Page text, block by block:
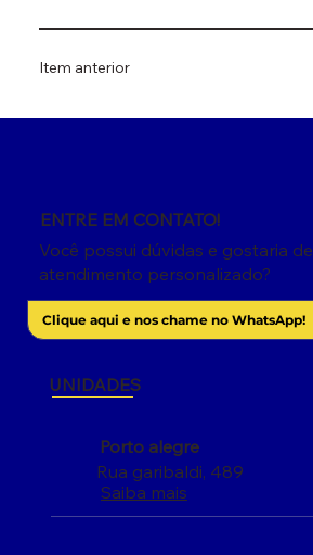
Item anterior
Você possui dúvidas e gostaria de
atendimento personalizado?
ENTRE EM CONTATO!
Clique aqui e nos chame no WhatsApp!
UNIDADES
Porto alegre
Saiba mais
Rua garibaldi, 489